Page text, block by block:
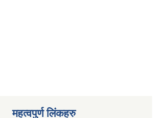
महत्वपुर्ण लिंकहरु